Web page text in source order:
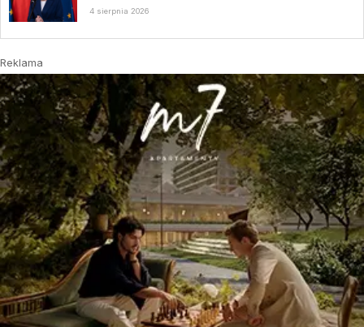
4 sierpnia 2026
Reklama